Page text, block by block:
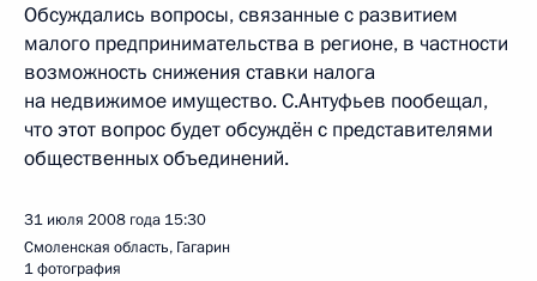
Обсуждались вопросы, связанные с развитием
малого предпринимательства в регионе, в частности
возможность снижения ставки налога
на недвижимое имущество. С.Антуфьев пообещал,
что этот вопрос будет обсуждён с представителями
общественных объединений.
31 июля 2008 года 15:30
Смоленская область, Гагарин
1 фотография